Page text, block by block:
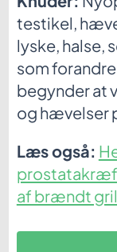
testikel,
lyske, halse,
som
begynder at
og hævelser
Læs også:
af brændt